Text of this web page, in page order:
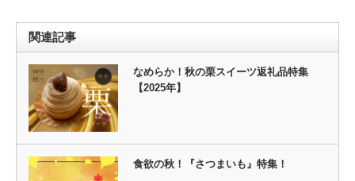
関連記事
なめらか！秋の栗スイーツ返礼品特集
【2025年】
食欲の秋！『さつまいも』特集！